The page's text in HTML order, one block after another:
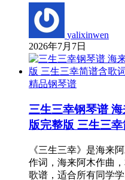
yalixinwen
2026年7月7日
精品钢琴谱
三生三幸钢琴谱
版完整版 三生三
《三生三幸》是海来
作词，海来阿木作曲
歌谱，适合所有同学